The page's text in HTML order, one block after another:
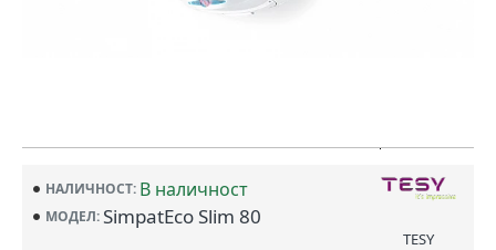
НАЛИЧНОСТ: В наличност
МОДЕЛ:SimpatEco Slim 80
TESY